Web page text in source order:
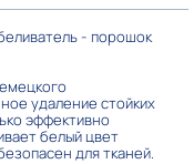
- порошок
удаление стойких
эффективно
белый цвет
для тканей.